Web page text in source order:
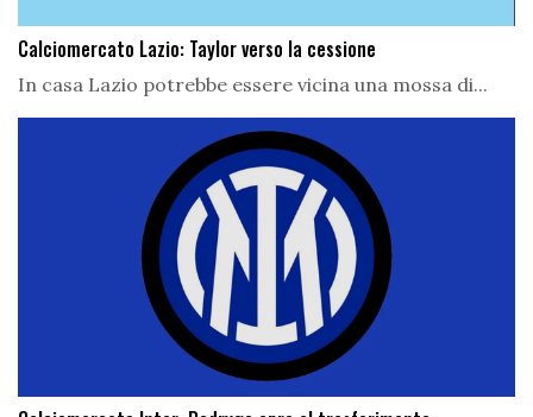
Calciomercato Lazio: Taylor verso la cessione
In casa Lazio potrebbe essere vicina una mossa di...